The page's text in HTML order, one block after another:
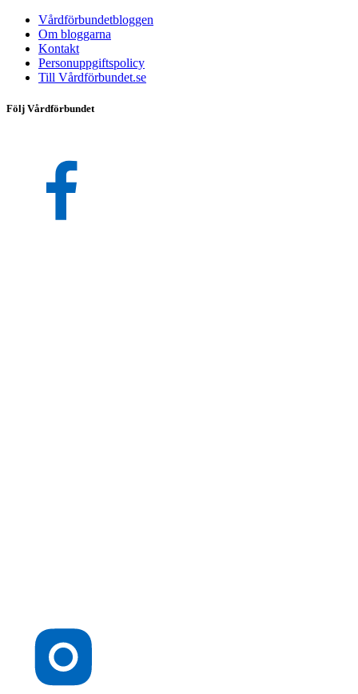
Vårdförbundetbloggen
Om bloggarna
Kontakt
Personuppgiftspolicy
Till Vårdförbundet.se
Följ Vårdförbundet